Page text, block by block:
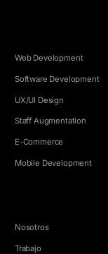
Web Development
Software Development
UX/UI Design
Staff Augmentation
E-Commerce
Mobile Development
Nosotros
Trabajo